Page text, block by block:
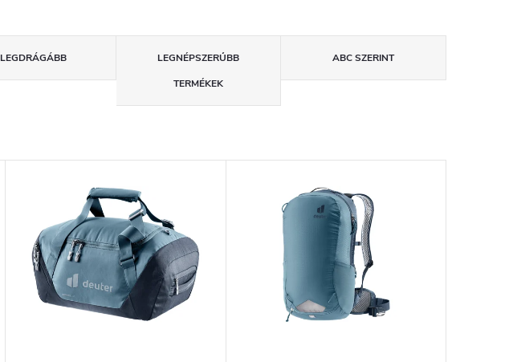
LEGDRÁGÁBB
LEGNÉPSZERŰBB
TERMÉKEK
ABC SZERINT